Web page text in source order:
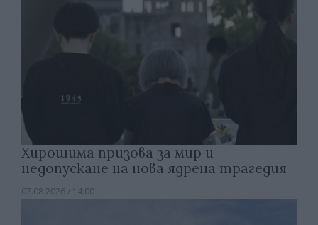
Хирошима призова за мир и
недопускане на нова ядрена трагедия
07.08.2026 / 14:00